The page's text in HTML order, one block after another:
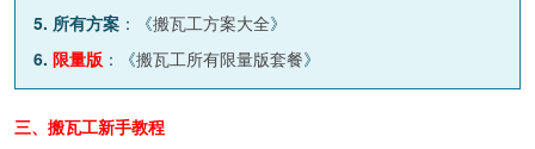
5. 所有方案 ：《搬瓦工方案大全》
6. 限量版 ：《搬瓦工所有限量版套餐》
三、搬瓦工新手教程